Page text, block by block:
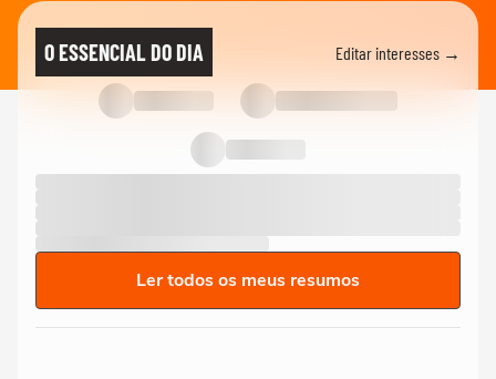
O ESSENCIAL DO DIA Editar interesses →
Ler todos os meus resumos